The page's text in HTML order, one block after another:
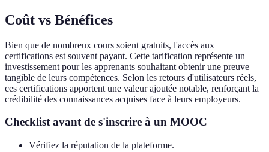
Coût vs Bénéfices
Bien que de nombreux cours soient gratuits, l'accès aux
certifications est souvent payant. Cette tarification représente un
investissement pour les apprenants souhaitant obtenir une preuve
tangible de leurs compétences. Selon les retours d'utilisateurs réels,
ces certifications apportent une valeur ajoutée notable, renforçant la
crédibilité des connaissances acquises face à leurs employeurs.
Checklist avant de s'inscrire à un MOOC
Vérifiez la réputation de la plateforme.